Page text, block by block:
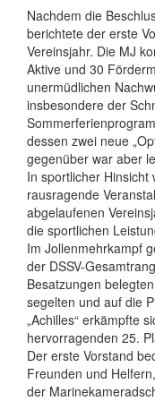
Nachdem die
berichtete der erste
Vereinsjahr. Die MJ
Aktive und 30
unermüdlichen
insbesondere der
dessen zwei neue
gegenüber war aber
In sportlicher
rausragende
abgelaufenen
die sportlichen
Im Jollenmehrkampf
der DSSV-
Besatzungen
segelten und auf die
„Achilles“ erkämpfte
hervorragenden 25.
Der erste Vorstand
Freunden und
der